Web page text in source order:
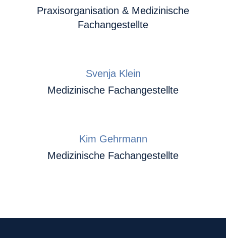
Praxisorganisation & Medizinische
Fachangestellte
Svenja Klein
Medizinische Fachangestellte
Kim Gehrmann
Medizinische Fachangestellte